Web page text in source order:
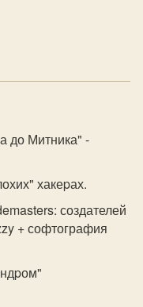
до Митника" -
хакеpах.
создателей
+ софтография